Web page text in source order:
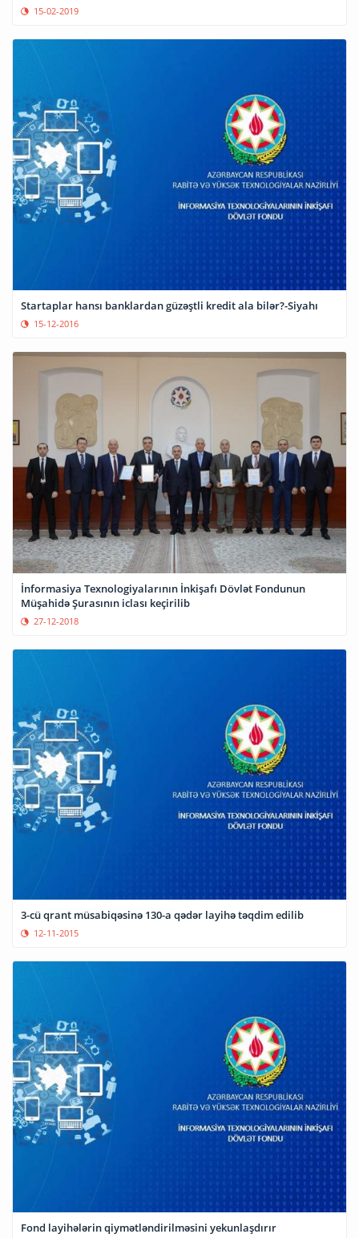
15-02-2019
Startaplar hansı banklardan güzəştli kredit ala bilər?-Siyahı
15-12-2016
İnformasiya Texnologiyalarının İnkişafı Dövlət Fondunun
Müşahidə Şurasının iclası keçirilib
27-12-2018
3-cü qrant müsabiqəsinə 130-a qədər layihə təqdim edilib
12-11-2015
Fond layihələrin qiymətləndirilməsini yekunlaşdırır